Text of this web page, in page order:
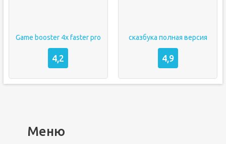
Game booster 4x faster pro
4,2
сказбука полная версия
4,9
Меню